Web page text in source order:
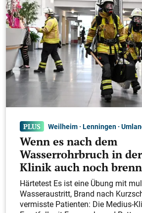
Weilheim · Lenningen ·
Wenn es nach dem
Wasserrohrbruch in
Klinik auch noch
Härtetest Es ist eine Übung mit
Wasseraustritt, Brand nach
vermisste Patienten: Die Medius-